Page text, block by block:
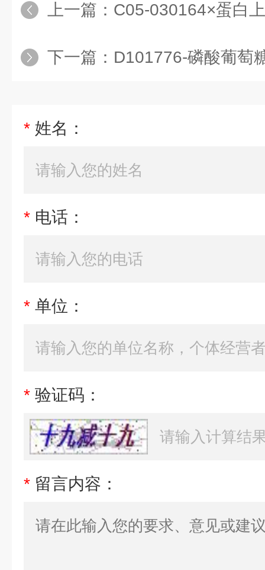
上一篇： C05-030164×蛋白
下一篇： D101776-磷酸葡萄
* 姓名：
* 电话：
* 单位：
* 验证码：
* 留言内容：